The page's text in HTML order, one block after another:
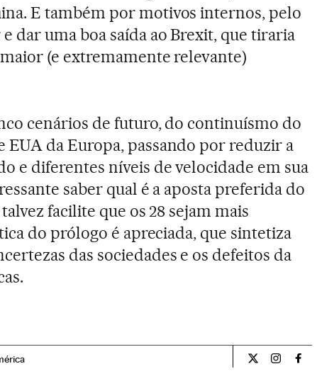
E também por motivos internos, pelo
dar uma boa saída ao Brexit, que tiraria
(e extremamente relevante)
cenários de futuro, do continuísmo do
EUA da Europa, passando por reduzir a
e diferentes níveis de velocidade em sua
saber qual é a aposta preferida do
facilite que os 28 sejam mais
do prólogo é apreciada, que sintetiza
das sociedades e os defeitos da
Opiniao El
Opiniao